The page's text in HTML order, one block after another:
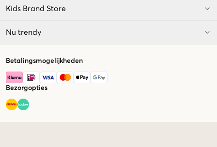
Kids Brand Store
Nu trendy
Betalingsmogelijkheden
Bezorgopties